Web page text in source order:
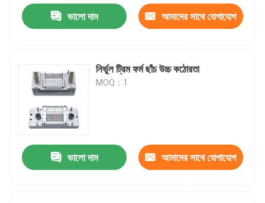
ভালো দাম আমাদের সাথে যোগাযোগ
নির্ভুল ট্রিম ফর্ম ছাঁচ উচ্চ কঠোরতা
MOQ：1
ভালো দাম আমাদের সাথে যোগাযোগ